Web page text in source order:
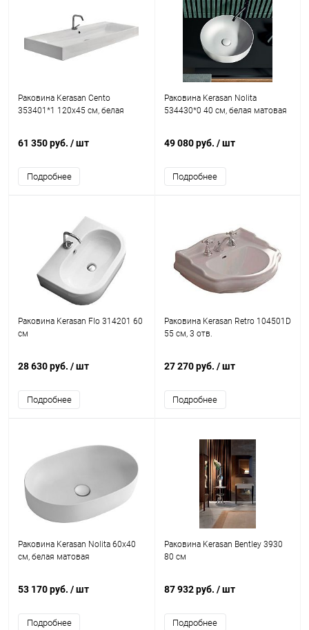
Раковина Kerasan Cento
353401*1 120x45 см, белая
61 350 руб. / шт
Подробнее
Раковина Kerasan Nolita
534430*0 40 см, белая матовая
49 080 руб. / шт
Подробнее
Раковина Kerasan Flo 314201 60
см
28 630 руб. / шт
Подробнее
Раковина Kerasan Retro 104501D
55 см, 3 отв.
27 270 руб. / шт
Подробнее
Раковина Kerasan Nolita 60х40
см, белая матовая
53 170 руб. / шт
Подробнее
Раковина Kerasan Bentley 3930
80 см
87 932 руб. / шт
Подробнее